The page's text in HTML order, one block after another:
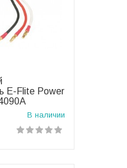
E-Flite Power
В наличии